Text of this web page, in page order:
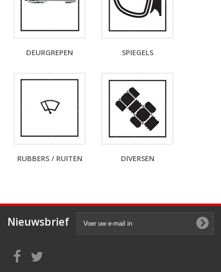
DEURGREPEN SPIEGELS
RUBBERS / RUITEN DIVERSEN
Nieuwsbrief